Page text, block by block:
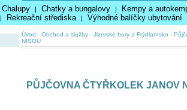
Chalupy | Chatky a bungalovy | Kempy a
| Rekreační střediska | Výhodné balíčky ubytování
Úvod - Obchod a služby - Jizerské hory a Frýdlantsko -
NISOU
PŮJČOVNA ČTYŘKOLEK JANOV